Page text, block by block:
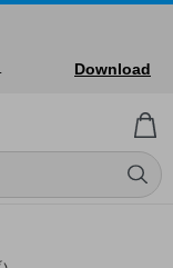
Download